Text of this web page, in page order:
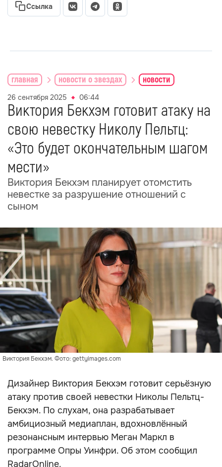
Ссылка
главная новости о звездах новости
26 сентября 2025 06:44
Виктория Бекхэм готовит атаку на
свою невестку Николу Пельтц:
«Это будет окончательным шагом
мести»
Виктория Бекхэм планирует отомстить
невестке за разрушение отношений с
сыном
Виктория Бекхэм. Фото: gettyimages.com
Дизайнер Виктория Бекхэм готовит серьёзную
атаку против своей невестки Николы Пельтц-
Бекхэм. По слухам, она разрабатывает
амбициозный медиаплан, вдохновлённый
резонансным интервью Меган Маркл в
программе Опры Уинфри. Об этом сообщил
RadarOnline.